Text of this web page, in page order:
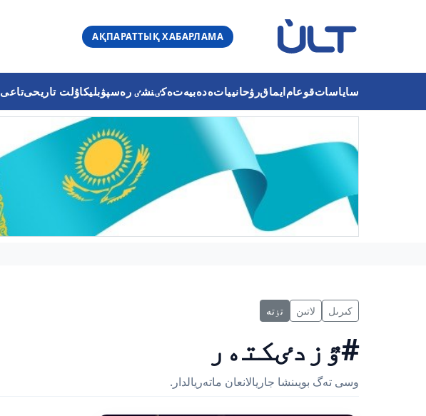
АҚПАРАТТЫҚ ХАБАРЛАМА
ساياساتقوعامايماقرۋحانيياتەدەبيەتەكٸنشٸ رەسپۋبليكاۇلت تاريحىتاعى
كىرىل لاتىن تٶتە
#ٷزدٸكتەر
وسى تەگ بويىنشا جاريالانعان ماتەريالدار.